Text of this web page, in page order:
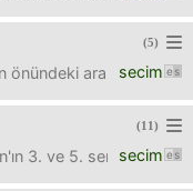
(5)
secim
önündeki arabanın iç
(11)
secim
3. ve 5.